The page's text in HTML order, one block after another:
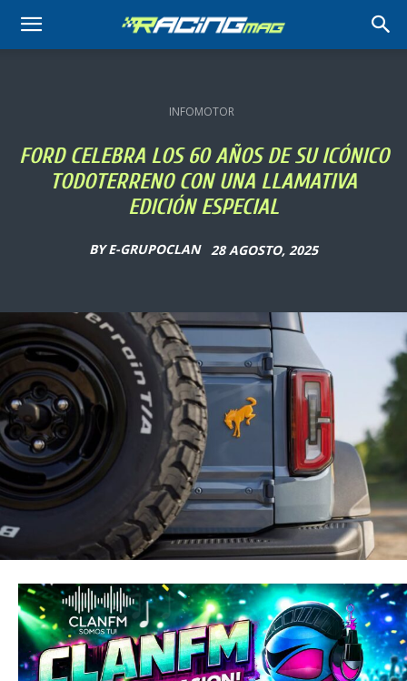
RACING
INFOMOTOR
FORD CELEBRA LOS 60 AÑOS DE SU ICÓNICO
TODOTERRENO CON UNA LLAMATIVA
EDICIÓN ESPECIAL
BY E-GRUPOCLAN 28 AGOSTO, 2025